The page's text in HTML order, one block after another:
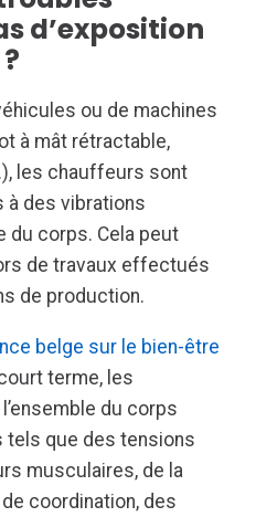
d’exposition
ou de machines
à mât rétractable,
les chauffeurs sont
à des vibrations
du corps. Cela peut
de travaux effectués
de production.
belge sur le bien-être
terme, les
du corps
tels que des tensions
musculaires, de la
coordination, des